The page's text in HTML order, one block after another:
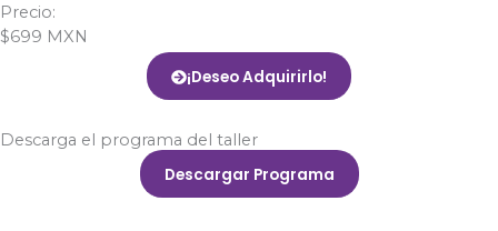
Precio:
$699 MXN
¡Deseo Adquirirlo!
Descarga el programa del taller
Descargar Programa